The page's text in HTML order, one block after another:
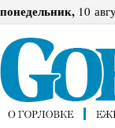
понедельник, 10